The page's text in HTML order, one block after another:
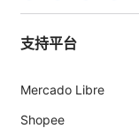
支持平台
Mercado Libre
Shopee